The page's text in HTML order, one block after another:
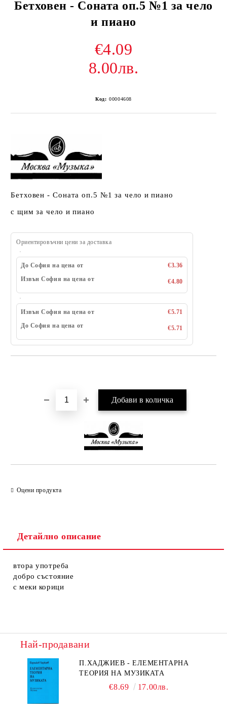
Бетховен - Соната оп.5 №1 за чело
и пиано
€4.09
8.00лв.
Код: 00004608
Бетховен - Соната оп.5 №1 за чело и пиано
с щим за чело и пиано
Ориентировъчни цени за доставка
До София на цена от
€3.36
Извън София на цена от
€4.80
Извън София на цена от
€5.71
До София на цена от
€5.71
Оцени продукта
Детайлно описание
втора употреба
добро състояние
с меки корици
Най-продавани
П.ХАДЖИЕВ - ЕЛЕМЕНТАРНА
ТЕОРИЯ НА МУЗИКАТА
€8.69 17.00лв.